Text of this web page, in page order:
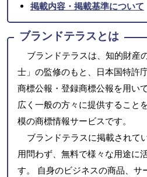
掲載内容・掲載基準について
ブランドテラスとは
ブランドテラスは、知的財産
士」の監修のもと、日本国特許
商標公報・登録商標公報を用い
広く一般の方々に提供すること
模の商標情報サービスです。
ブランドテラスに掲載されて
用問わず、無料で様々な用途に
す。 自身のビジネスの商品、サ